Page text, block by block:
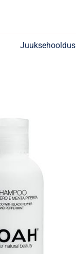
Juuksehooldus